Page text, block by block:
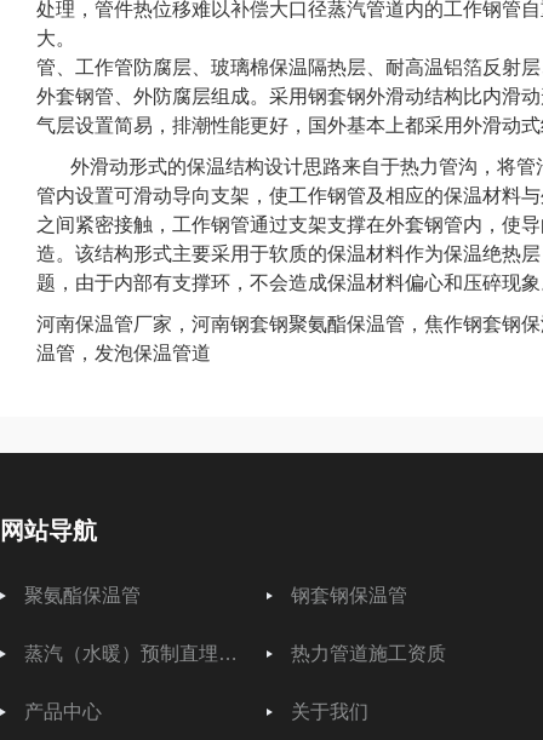
处理，管件热位移难以补偿大口径蒸汽管道内的工作钢管
大。 二、外滑动式
管、工作管防腐层、玻璃棉保温隔热层、耐高温铝箔反射
外套钢管、外防腐层组成。采用钢套钢外滑动结构比内滑
气层设置简易，排潮性能更好，国外基本上都采用外滑动
外滑动形式的保温结构设计思路来自于热力管沟，将管
管内设置可滑动导向支架，使工作钢管及相应的保温材料
之间紧密接触，工作钢管通过支架支撑在外套钢管内，使
造。该结构形式主要采用于软质的保温材料作为保温绝热
题，由于内部有支撑环，不会造成保温材料偏心和压碎现
河南保温管厂家，河南钢套钢聚氨酯保温管，焦作钢套钢
温管，发泡保温管道
网站导航
聚氨酯保温管 钢套钢保温管
蒸汽（水暖）预制直埋保温管 热力管道施工资质
产品中心 关于我们